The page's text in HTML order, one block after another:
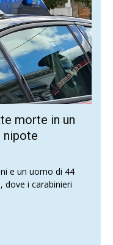
morte in un
nipote
e un uomo di 44
dove i carabinieri